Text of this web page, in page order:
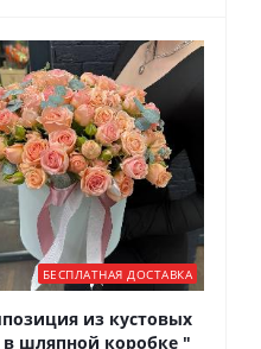
БЕСПЛАТНАЯ ДОСТАВКА
из кустовых
в шляпной коробке "